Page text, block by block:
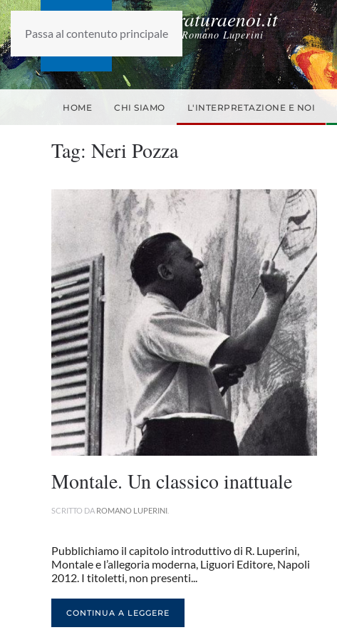
Passa al contenuto principale
laletteraturaenoi.it
fondato da Romano Luperini
HOME CHI SIAMO L'INTERPRETAZIONE E NOI
Tag: Neri Pozza
Montale. Un classico inattuale
SCRITTO DA ROMANO LUPERINI
Pubblichiamo il capitolo introduttivo di R. Luperini,
Montale e l’allegoria moderna, Liguori Editore, Napoli
2012. I titoletti, non presenti...
CONTINUA A LEGGERE